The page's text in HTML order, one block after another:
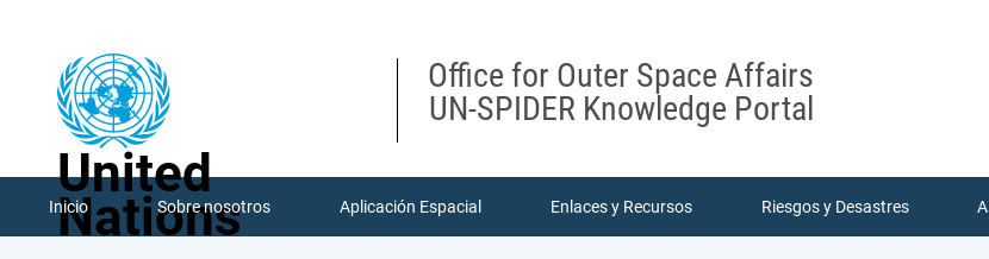
United
Nations
Office for Outer Space Affairs
UN-SPIDER Knowledge Portal
Inicio Sobre nosotros Aplicación Espacial Enlaces y Recursos Riesgos y Desastres